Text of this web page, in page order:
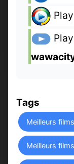
Tags
Meilleurs
Meilleurs